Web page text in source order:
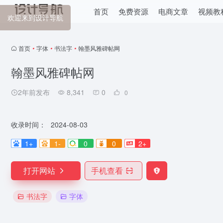
首页 免费资源 电商文章 视频教
首页 • 字体 • 书法字 • 翰墨风雅碑帖网
翰墨风雅碑帖网
2年前发布 8,341 0 0
收录时间：
2024-08-03
1+
1- 0 0 2+
打开网站 手机查看
书法字 字体
欢迎来到设计导航